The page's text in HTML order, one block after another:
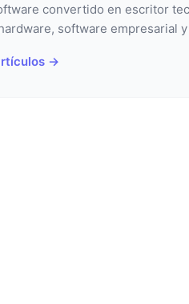
convertido en escritor
software empresarial
→